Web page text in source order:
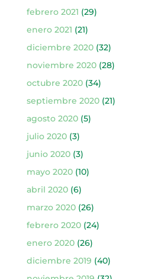
febrero 2021 (29)
enero 2021 (21)
diciembre 2020(32)
noviembre 2020(28)
octubre 2020(34)
septiembre 2020(21)
agosto 2020(5)
julio 2020(3)
junio 2020(3)
mayo 2020(10)
abril 2020(6)
marzo 2020(26)
febrero 2020(24)
enero 2020(26)
diciembre 2019 (40)